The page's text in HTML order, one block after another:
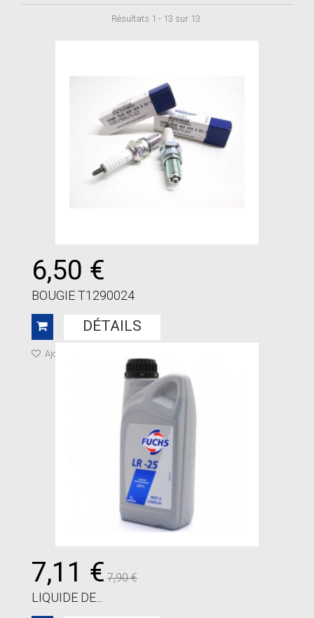
Résultats 1 - 13 sur 13.
6,50 €
BOUGIE T1290024
DÉTAILS
Ajouter à ma liste de cadeaux
7,11 € 7,90 €
LIQUIDE DE...